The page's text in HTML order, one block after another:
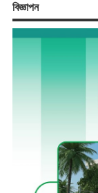
বিজ্ঞাপন